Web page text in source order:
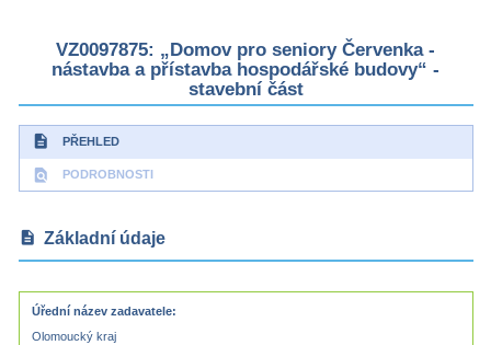
VZ0097875: „Domov pro seniory Červenka -
nástavba a přístavba hospodářské budovy“ -
stavební část
description PŘEHLED
find_in_page PODROBNOSTI
description Základní údaje
Úřední název zadavatele
Olomoucký kraj